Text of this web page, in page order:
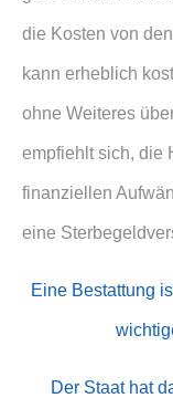
die Kosten von
kann erheblich
ohne Weiteres
empfiehlt sich, die
finanziellen
eine
Eine Bestattung
Der Staat hat